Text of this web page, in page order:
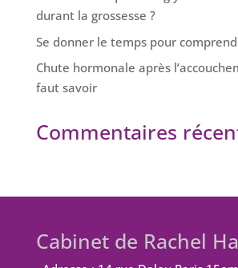
durant la grossesse ?
Se donner le temps pour
Chute hormonale après
faut savoir
Commentaires
Cabinet de Rachel